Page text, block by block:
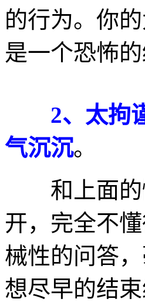
的行为。你
是一个恐怖的
2、太拘谨
气沉沉。
和上面的
开，完全不
械性的问答
想尽早的结